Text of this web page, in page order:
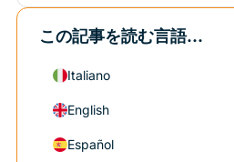
この記事を読む言語...
Italiano
English
Español